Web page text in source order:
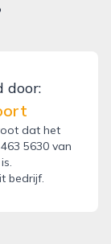
door:
dat het
5630 van
bedrijf.